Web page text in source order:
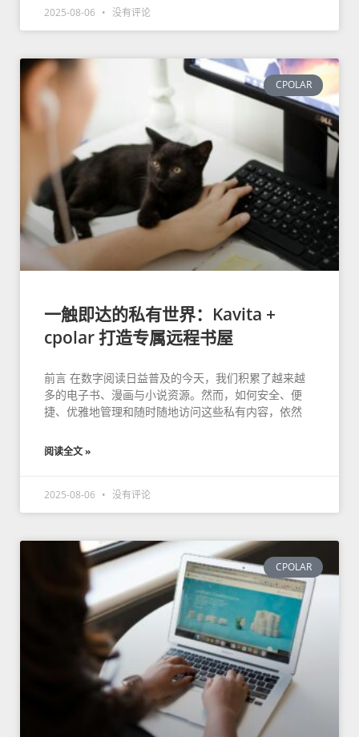
2025-08-06 没有评论
CPOLAR
一触即达的私有世界：Kavita +
cpolar 打造专属远程书屋
前言 在数字阅读日益普及的今天，我们积累了越来越
多的电子书、漫画与小说资源。然而，如何安全、便
捷、优雅地管理和随时随地访问这些私有内容，依然
阅读全文 »
2025-08-06 没有评论
CPOLAR